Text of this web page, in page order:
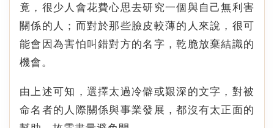
竟，很少人會花費心思去研究一個與自己無利害
關係的人；而對於那些臉皮較薄的人來說，很可
能會因為害怕叫錯對方的名字，乾脆放棄結識的
機會。
由上述可知，選擇太過冷僻或艱深的文字，對被
命名者的人際關係與事業發展，都沒有太正面的